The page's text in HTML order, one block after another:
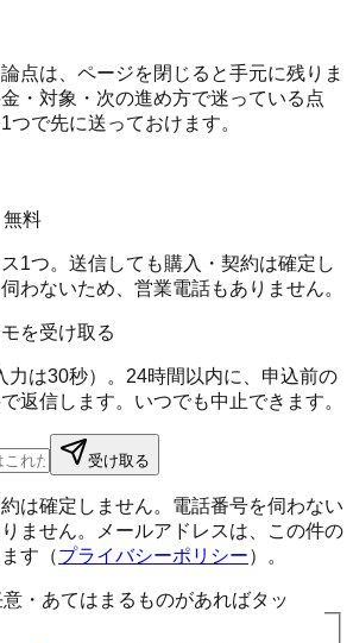
点は、ページを閉じると手元に残りま
・対象・次の進め方で迷っている点
つで先に送っておけます。
料
1つ。送信しても購入・契約は確定し
わないため、営業電話もありません。
を受け取る
力は30秒）。24時間以内に、申込前の
返信します。いつでも中止できます。
受け取る
は確定しません。電話番号を伺わない
ません。メールアドレスは、この件の
す（プライバシーポリシー）。
・あてはまるものがあればタッ